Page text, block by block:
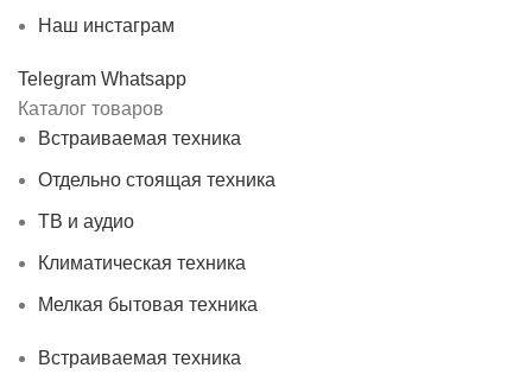
Наш инстаграм
Telegram Whatsapp
Каталог товаров
Встраиваемая техника
Отдельно стоящая техника
ТВ и аудио
Климатическая техника
Мелкая бытовая техника
Встраиваемая техника